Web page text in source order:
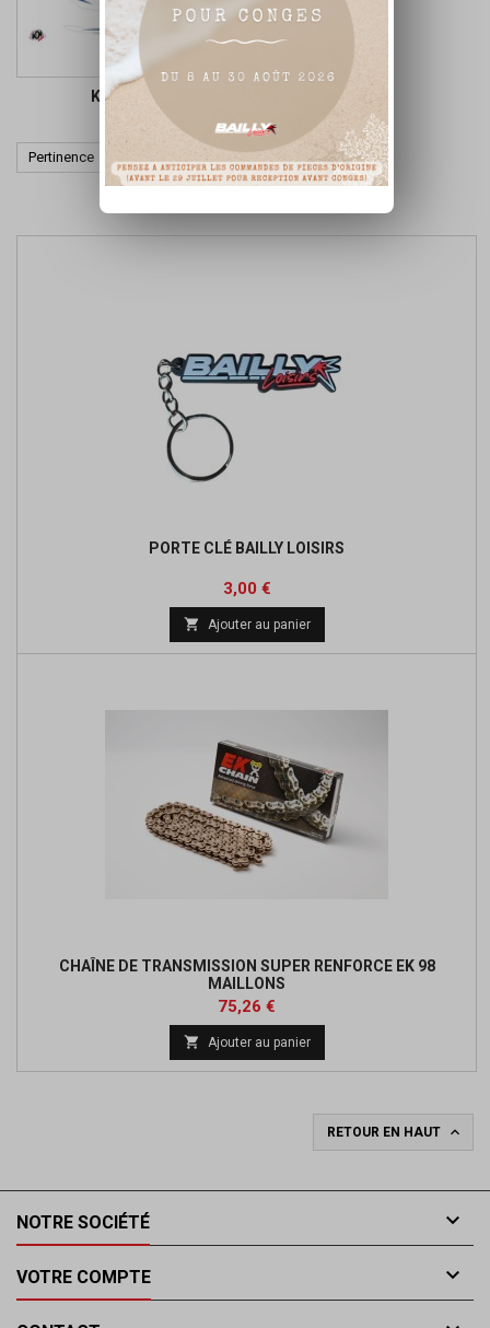
KIT DECO
Pertinence 
PORTE CLÉ BAILLY LOISIRS
Prix
3,00 €
 Ajouter au panier
CHAÎNE DE TRANSMISSION SUPER RENFORCE EK 98
MAILLONS
Prix
75,26 €
base
 Ajouter au panier
RETOUR EN HAUT 
NOTRE SOCIÉTÉ 
VOTRE COMPTE 